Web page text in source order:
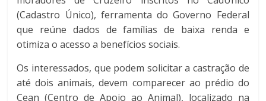
(Cadastro Único), ferramenta do Governo Federal
que reúne dados de famílias de baixa renda e
otimiza o acesso a benefícios sociais.
Os interessados, que podem solicitar a castração de
até dois animais, devem comparecer ao prédio do
Cean (Centro de Apoio ao Animal), localizado na